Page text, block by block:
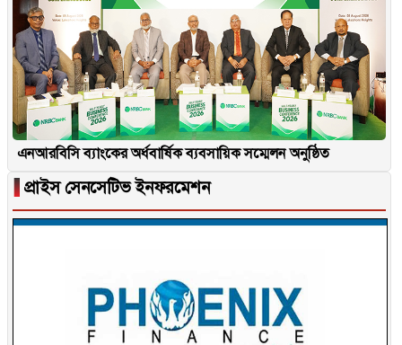
এনআরবিসি ব্যাংকের অর্ধবার্ষিক ব্যবসায়িক সম্মেলন অনুষ্ঠিত
▐ প্রাইস সেনসেটিভ ইনফরমেশন